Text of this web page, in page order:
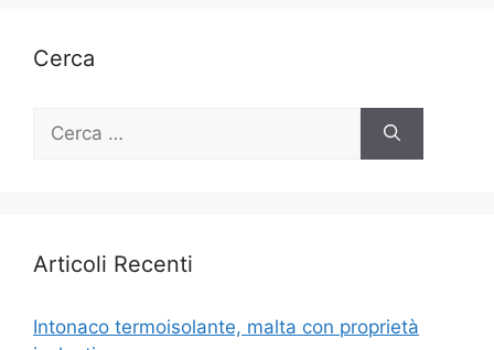
Cerca
per:
Articoli Recenti
Intonaco termoisolante, malta con proprietà